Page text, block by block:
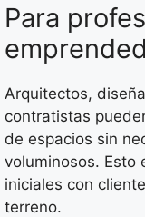
Para
Arquitectos,
contratistas
de espacios sin
voluminosos. Esto
iniciales con
terreno.